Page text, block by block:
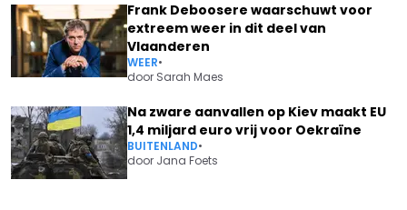
Frank Deboosere waarschuwt voor
extreem weer in dit deel van
Vlaanderen
WEER•
door Sarah Maes
Na zware aanvallen op Kiev maakt EU
1,4 miljard euro vrij voor Oekraïne
BUITENLAND•
door Jana Foets